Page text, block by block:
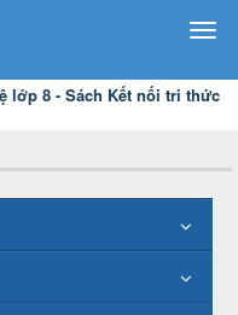
8 - Sách Kết nối tri thức